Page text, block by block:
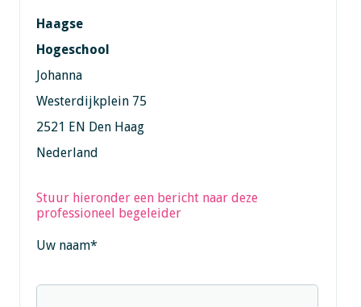
Haagse
Hogeschool
Johanna
Westerdijkplein 75
2521 EN Den Haag
Nederland
Stuur hieronder een bericht naar deze
professioneel begeleider
Uw naam*